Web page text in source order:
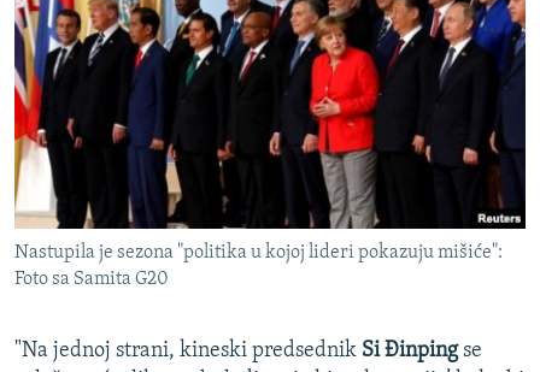
Nastupila je sezona "politika u kojoj lideri pokazuju mišiće":
Foto sa Samita G20
"Na jednoj strani, kineski predsednik Si Đinpingse